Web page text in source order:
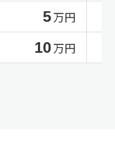
5万円
10万円